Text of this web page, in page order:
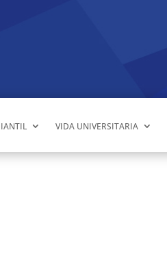
VIDA UNIVERSITARIA